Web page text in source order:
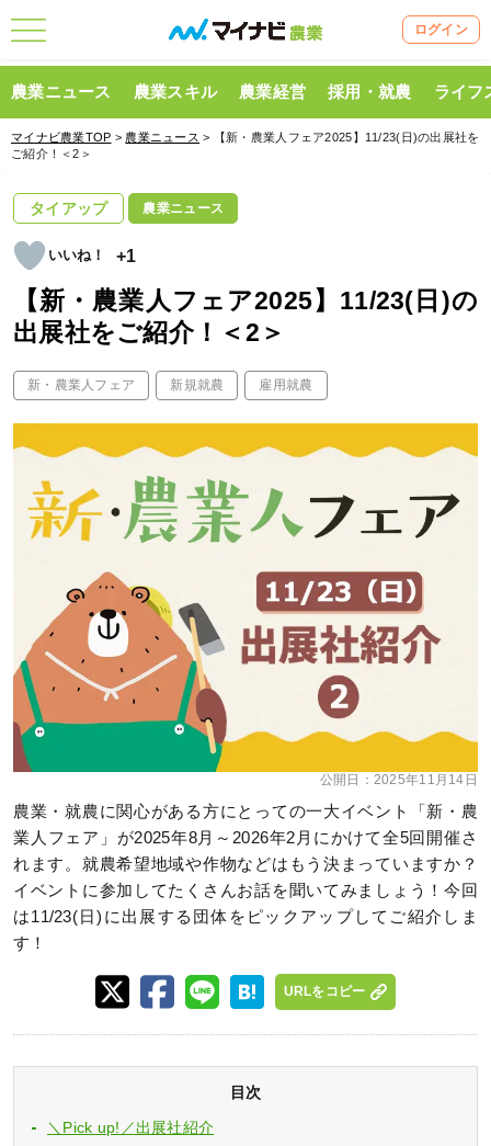
ログイン
農業ニュース 農業スキル 農業経営 採用・就農 ライフ
マイナビ農業TOP > 農業ニュース > 【新・農業人フェア2025】11/23(日)の出展社を
ご紹介！＜2＞
タイアップ 農業ニュース
+1
【新・農業人フェア2025】11/23(日)の
出展社をご紹介！＜2＞
新・農業人フェア 新規就農 雇用就農
公開日： 2025年11月14日
農業・就農に関心がある方にとっての一大イベント「新・農
業人フェア」が2025年8月～2026年2月にかけて全5回開催さ
れます。就農希望地域や作物などはもう決まっていますか？
イベントに参加してたくさんお話を聞いてみましょう！今回
は11/23(日)に出展する団体をピックアップしてご紹介しま
す！
URLをコピー
目次
＼Pick up!／出展社紹介